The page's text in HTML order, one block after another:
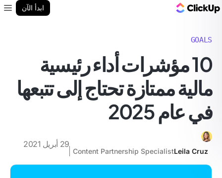
ابدأ الآن
GOALS
10 مؤشرات أداء رئيسية
مالية ممتازة تحتاج إلى تتبعها
في عام 2025
Leila Cruz
Content Partnership Specialist
29 أبريل 2021